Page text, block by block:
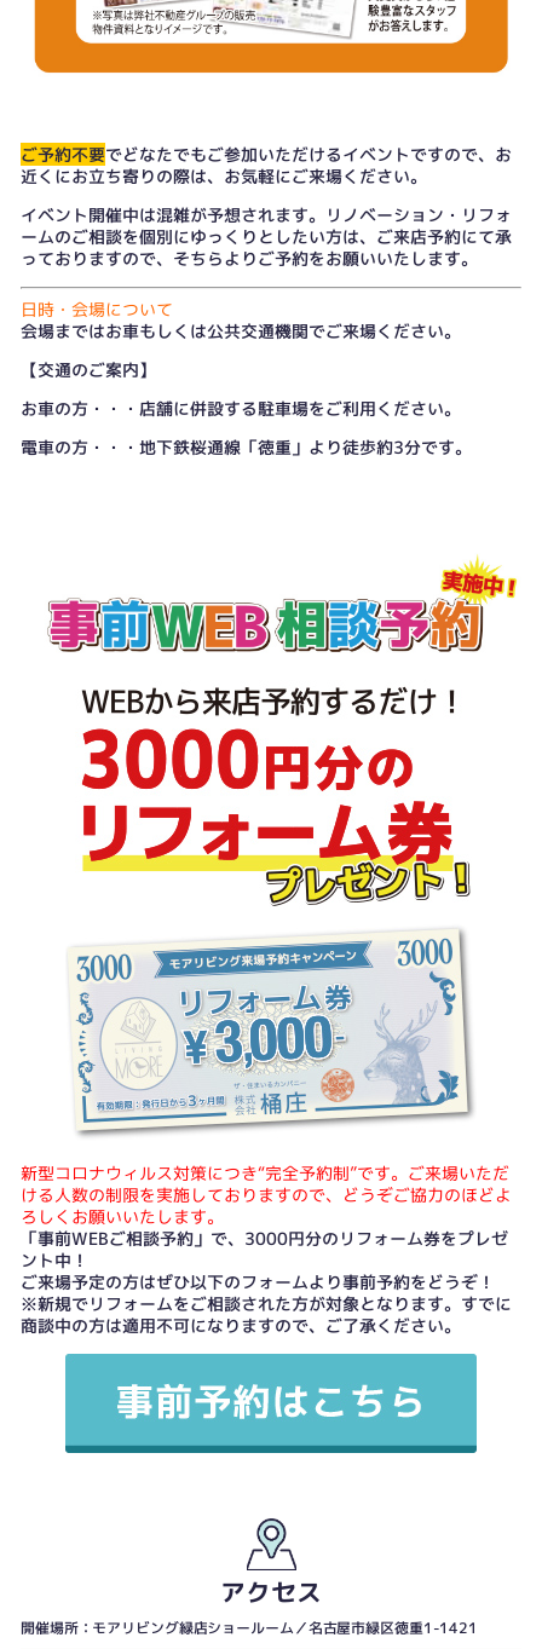
ご予約不要でどなたでもご参加いただけるイベントですので、お
近くにお立ち寄りの際は、お気軽にご来場ください。
イベント開催中は混雑が予想されます。リノベーション・リフォ
ームのご相談を個別にゆっくりとしたい方は、 ご来店予約にて承
っておりますので、そちらよりご予約をお願いいたします。
日時・会場について
会場まではお車もしくは公共交通機関でご来場ください。
【交通のご案内】
お車の方・・・店舗に併設する駐車場をご利用ください。
電車の方・・・地下鉄桜通線「徳重」より徒歩約3分です。
新型コロナウィルス対策につき“完全予約制”です。ご来場いただ
ける人数の制限を実施しておりますので、どうぞご協力のほどよ
ろしくお願いいたします。
「事前WEBご相談予約」で、3000円分のリフォーム券をプレゼ
ント中！
ご来場予定の方はぜひ以下のフォームより事前予約をどうぞ！
※新規でリフォームをご相談された方が対象となります。すでに
商談中の方は適用不可になりますので、ご了承ください。
アクセス
開催場所：モアリビング緑店ショールーム／名古屋市緑区徳重1-1421